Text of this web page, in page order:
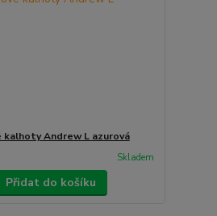
kalhoty Andrew L azurová
Skladem
Přidat do košíku